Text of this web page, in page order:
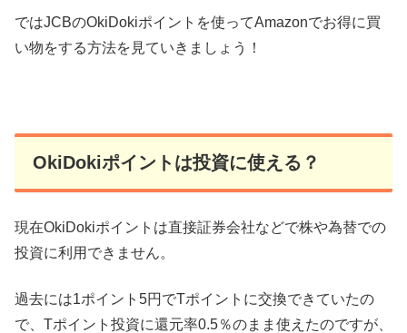
ではJCBのOkiDokiポイントを使ってAmazonでお得に買
い物をする方法を見ていきましょう！
OkiDokiポイントは投資に使える？
現在OkiDokiポイントは直接証券会社などで株や為替での
投資に利用できません。
過去には1ポイント5円でTポイントに交換できていたの
で、Tポイント投資に還元率0.5％のまま使えたのですが、